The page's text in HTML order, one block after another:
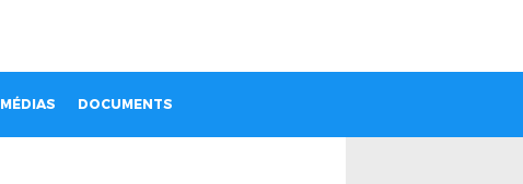
MÉDIAS DOCUMENTS